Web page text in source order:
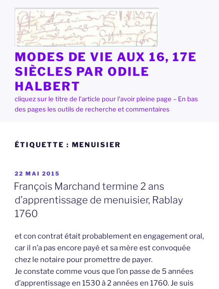
contenu
principal
MODES DE VIE AUX 16, 17E
SIÈCLES PAR ODILE
HALBERT
cliquez sur le titre de l'article pour l'avoir pleine page – En bas
des pages les outils de recherche et commentaires
ÉTIQUETTE : MENUISIER
PUBLIÉ
LE
22 MAI 2015
François Marchand termine 2 ans
d’apprentissage de menuisier, Rablay
1760
et con contrat était probablement en engagement oral,
car il n’a pas encore payé et sa mère est convoquée
chez le notaire pour promettre de payer.
Je constate comme vous que l’on passe de 5 années
d’apprentissage en 1530 à 2 années en 1760. Je suis